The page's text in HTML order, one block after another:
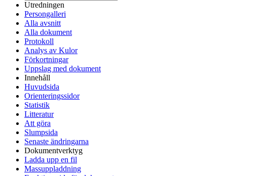
Utredningen
Persongalleri
Alla avsnitt
Alla dokument
Protokoll
Analys av Kulor
Förkortningar
Uppslag med dokument
Innehåll
Huvudsida
Orienteringssidor
Statistik
Litteratur
Att göra
Slumpsida
Senaste ändringarna
Dokumentverktyg
Ladda upp en fil
Massuppladdning